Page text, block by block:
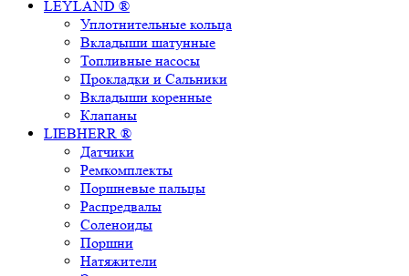
LEYLAND ®
Уплотнительные кольца
Вкладыши шатунные
Топливные насосы
Прокладки и Сальники
Вкладыши коренные
Клапаны
LIEBHERR ®
Датчики
Ремкомплекты
Поршневые пальцы
Распредвалы
Соленоиды
Поршни
Натяжители